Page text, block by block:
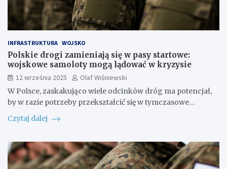
INFRASTRUKTURA WOJSKO
Polskie drogi zamieniają się w pasy startowe:
wojskowe samoloty mogą lądować w kryzysie
12 września 2025
Olaf Wiśniewski
W Polsce, zaskakująco wiele odcinków dróg ma potencjał,
by w razie potrzeby przekształcić się w tymczasowe…
Czytaj dalej